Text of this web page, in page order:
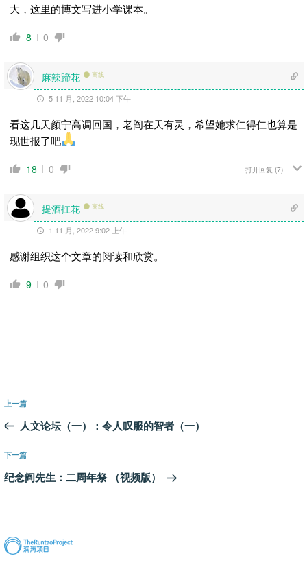
大，这里的博文写进小学课本。
8 0
麻辣蹄花 离线
5 11 月, 2022 10:04 下午
看这几天颜宁高调回国，老阎在天有灵，希望她求仁得仁也算是
现世报了吧
18 0 打开回复 (7)
提酒扛花 离线
1 11 月, 2022 9:02 上午
感谢组织这个文章的阅读和欣赏。
9 0
文
导
航
上
一
文
章
上一篇
人文论坛（一）：令人叹服的智者（一）
下
一
下一篇
纪念阎先生：二周年祭 （视频版）